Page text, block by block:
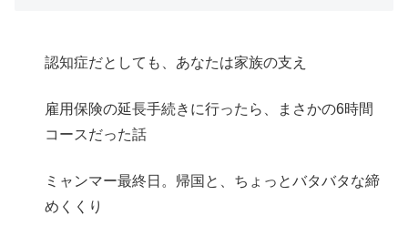
認知症だとしても、あなたは家族の支え
雇用保険の延長手続きに行ったら、まさかの6時間
コースだった話
ミャンマー最終日。帰国と、ちょっとバタバタな締
めくくり